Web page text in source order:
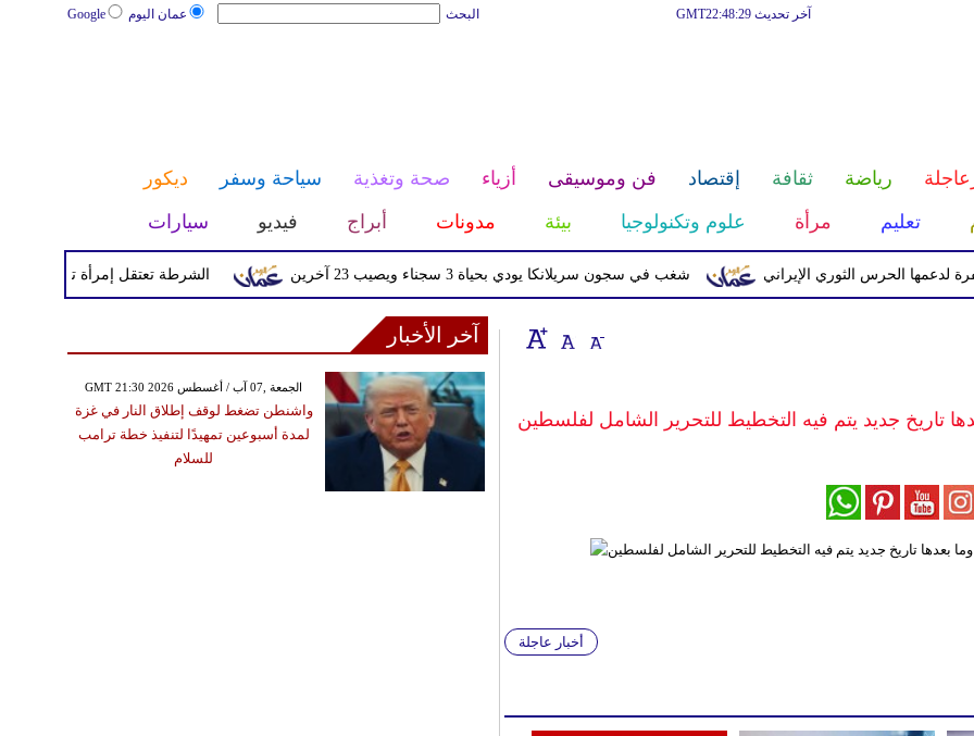
عمان اليوم Google البحث آخر تحديث GMT22:48:29
رياضة ثقافة إقتصاد فن وموسيقى أزياء صحة وتغذية سياحة وسفر
ديكور
تعليم مرأة علوم وتكنولوجيا بيئة مدونات أبراج فيديو سيارات
الشرطة تعتقل إمرأة تم القبض عليها شغب في سجون سريلانكا يودي بحياة 3 سجناء ويصيب 23 آخرين الحرس الثوري الإيراني
تاريخ جديد يتم فيه التخطيط للتحرير الشامل لفلسطين
أخبار عاجلة
آخر الأخبار
GMT 21:30 2026 الجمعة ,07 آب / أغسطس
واشنطن تضغط لوقف إطلاق النار في غزة
لمدة أسبوعين تمهيدًا لتنفيذ خطة ترامب
للسلام